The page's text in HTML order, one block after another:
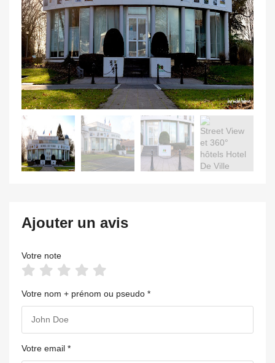
Ajouter un avis
Votre note
Votre nom + prénom ou pseudo *
Votre email *